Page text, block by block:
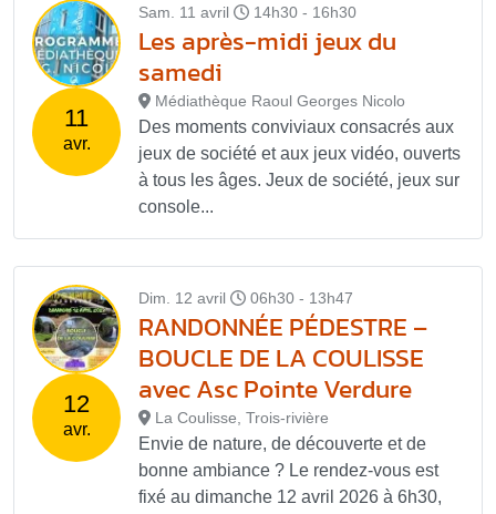
11
avr.
Sam. 11 avril 14h30 - 16h30
Les après-midi jeux du
samedi
Médiathèque Raoul Georges Nicolo
Des moments conviviaux consacrés aux
jeux de société et aux jeux vidéo, ouverts
à tous les âges. Jeux de société, jeux sur
console...
12
avr.
Dim. 12 avril 06h30 - 13h47
RANDONNÉE PÉDESTRE –
BOUCLE DE LA COULISSE
avec Asc Pointe Verdure
La Coulisse, Trois-rivière
Envie de nature, de découverte et de
bonne ambiance ? Le rendez-vous est
fixé au dimanche 12 avril 2026 à 6h30,